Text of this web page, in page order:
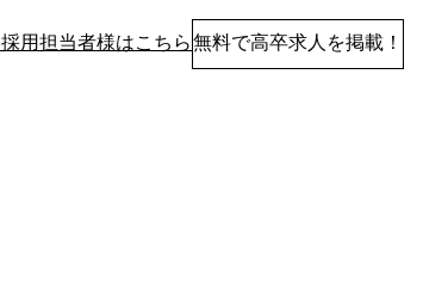
採用担当者様はこちら無料で高卒求人を掲載！